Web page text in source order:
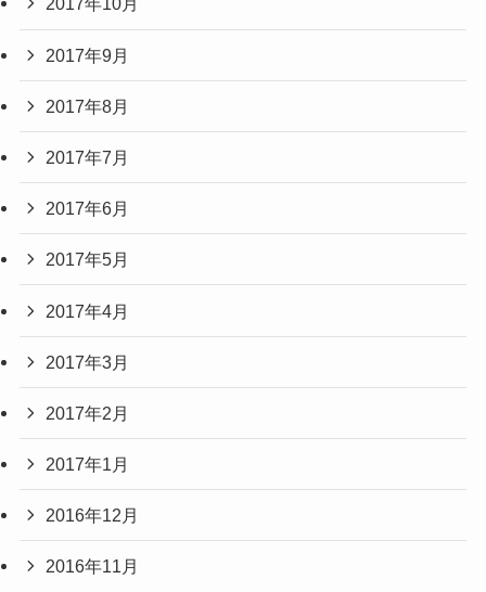
2017年9月
2017年8月
2017年7月
2017年6月
2017年5月
2017年4月
2017年3月
2017年2月
2017年1月
2016年12月
2016年11月